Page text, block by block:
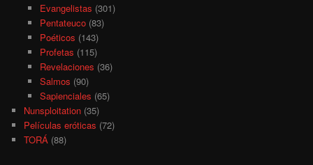
Evangelistas (301)
Pentateuco(83)
Poéticos (143)
Profetas (115)
Revelaciones (36)
Salmos (90)
Sapienciales (65)
Nunsploitation (35)
Películas eróticas (72)
TORÁ (88)